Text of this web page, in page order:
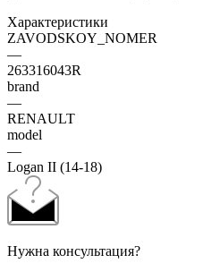
Характеристики
ZAVODSKOY_NOMER
—
263316043R
brand
—
RENAULT
model
—
Logan II (14-18)
Нужна консультация?